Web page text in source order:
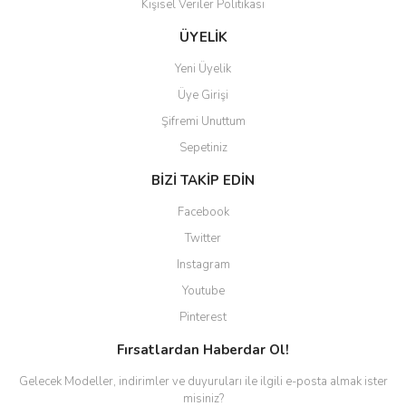
Gönder
Kişisel Veriler Politikası
ÜYELİK
Yeni Üyelik
Üye Girişi
Şifremi Unuttum
Sepetiniz
BİZİ TAKİP EDİN
Facebook
Twitter
Instagram
Youtube
Pinterest
Fırsatlardan Haberdar Ol!
Gelecek Modeller, indirimler ve duyuruları ile ilgili e-posta almak ister
misiniz?